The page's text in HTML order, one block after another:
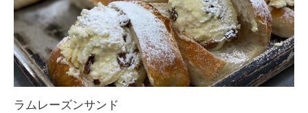
ラムレーズンサンド